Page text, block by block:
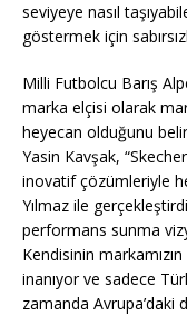
seviyeye nasıl
göstermek için
Milli Futbolcu Barış
marka elçisi olarak
heyecan olduğunu
Yasin Kavşak,
inovatif çözümleriyle
Yılmaz ile
performans sunma
Kendisinin
inanıyor ve sadece
zamanda Avrupa’daki